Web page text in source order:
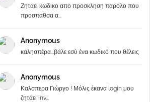
Ζηταει κωδικο απο προσκληση παρολο που
προσπαθσα α...
Anonymous
καλησπέρα...βάλε εσύ ένα κωδικό που θέλεις
Anonymous
Καλσπερα Γιώργο ! Μόλις έκανα login μου
ζητάει inv...